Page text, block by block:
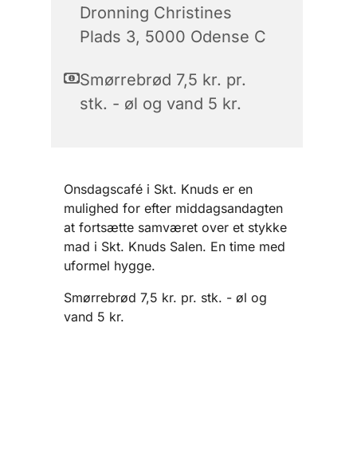
Dronning Christines
Plads 3, 5000 Odense C
Smørrebrød 7,5 kr. pr.
stk. - øl og vand 5 kr.
Onsdagscafé i Skt. Knuds er en
mulighed for efter middagsandagten
at fortsætte samværet over et stykke
mad i Skt. Knuds Salen. En time med
uformel hygge.
Smørrebrød 7,5 kr. pr. stk. - øl og
vand 5 kr.